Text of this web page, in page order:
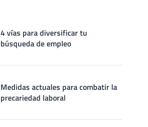
4 vías para diversificar tu
búsqueda de empleo
Medidas actuales para combatir la
precariedad laboral